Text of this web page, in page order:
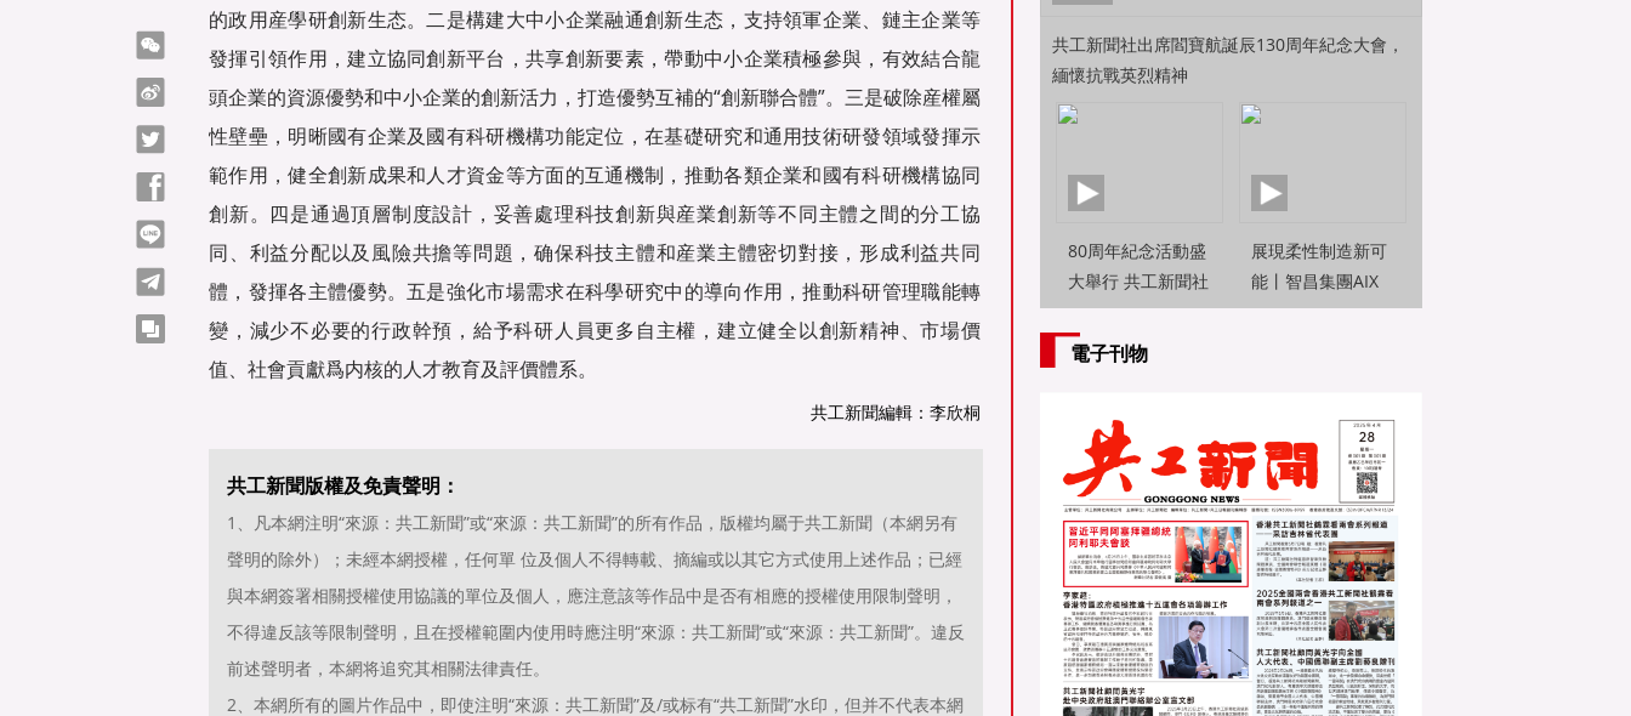
的政用産學研創新生态。二是構建大中小企業融通創新生态，支持領軍企業、鏈主企業等
發揮引領作用，建立協同創新平台，共享創新要素，帶動中小企業積極參與，有效結合龍
頭企業的資源優勢和中小企業的創新活力，打造優勢互補的“創新聯合體”。三是破除産權屬
性壁壘，明晰國有企業及國有科研機構功能定位，在基礎研究和通用技術研發領域發揮示
範作用，健全創新成果和人才資金等方面的互通機制，推動各類企業和國有科研機構協同
創新。四是通過頂層制度設計，妥善處理科技創新與産業創新等不同主體之間的分工協
同、利益分配以及風險共擔等問題，确保科技主體和産業主體密切對接，形成利益共同
體，發揮各主體優勢。五是強化市場需求在科學研究中的導向作用，推動科研管理職能轉
變，減少不必要的行政幹預，給予科研人員更多自主權，建立健全以創新精神、市場價
值、社會貢獻爲内核的人才教育及評價體系。
共工新聞編輯：李欣桐
共工新聞版權及免責聲明：
1、凡本網注明“來源：共工新聞”或“來源：共工新聞”的所有作品，版權均屬于共工新聞（本網另有
聲明的除外）；未經本網授權，任何單 位及個人不得轉載、摘編或以其它方式使用上述作品；已經
與本網簽署相關授權使用協議的單位及個人，應注意該等作品中是否有相應的授權使用限制聲明，
不得違反該等限制聲明，且在授權範圍内使用時應注明“來源：共工新聞”或“來源：共工新聞”。違反
前述聲明者，本網将追究其相關法律責任。
2、本網所有的圖片作品中，即使注明“來源：共工新聞”及/或标有“共工新聞”水印，但并不代表本網
共工新聞社出席閻寶航誕辰130周年紀念大會，
緬懷抗戰英烈精神
80周年紀念活動盛
大舉行 共工新聞社
特約新聞觀察員前
方直擊
展現柔性制造新可
能丨智昌集團AIX
機器人亮相2025世
電子刊物